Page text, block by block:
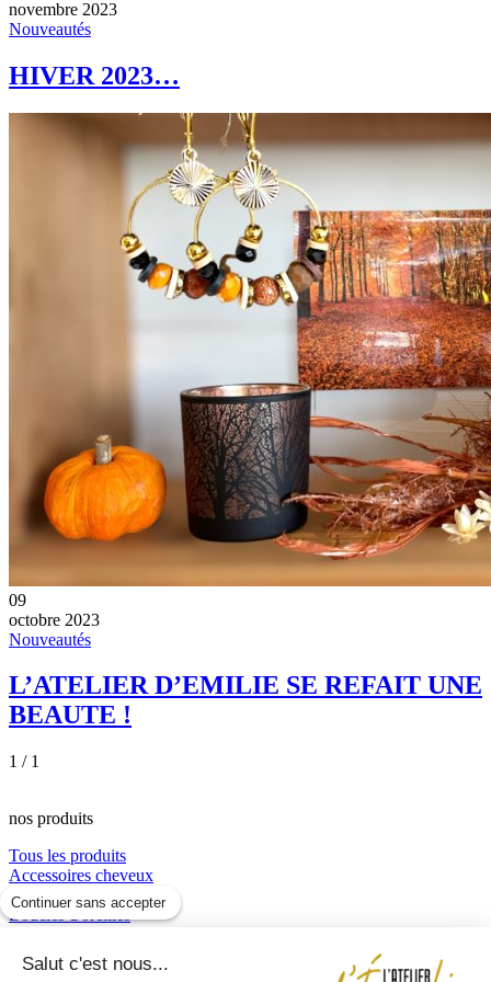
novembre 2023
Nouveautés
HIVER 2023…
09
octobre 2023
Nouveautés
L’ATELIER D’EMILIE SE REFAIT UNE
BEAUTE !
1 / 1
nos produits
Tous les produits
Accessoires cheveux
Bagues
Boucles d'oreilles
Box Fête des Mères
Bracelets
Continuer sans accepter
Salut c'est nous...